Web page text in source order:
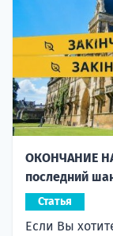
ОКОНЧАНИЕ
последний
Статья
Если Вы